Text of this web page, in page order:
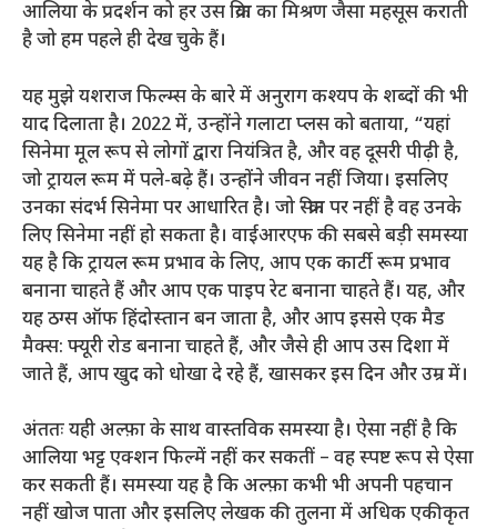
आलिया के प्रदर्शन को हर उस क्रिया का मिश्रण जैसा महसूस कराती
है जो हम पहले ही देख चुके हैं।
यह मुझे यशराज फिल्म्स के बारे में अनुराग कश्यप के शब्दों की भी
याद दिलाता है। 2022 में, उन्होंने गलाटा प्लस को बताया, “यहां
सिनेमा मूल रूप से लोगों द्वारा नियंत्रित है, और वह दूसरी पीढ़ी है,
जो ट्रायल रूम में पले-बढ़े हैं। उन्होंने जीवन नहीं जिया। इसलिए
उनका संदर्भ सिनेमा पर आधारित है। जो स्क्रीन पर नहीं है वह उनके
लिए सिनेमा नहीं हो सकता है। वाईआरएफ की सबसे बड़ी समस्या
यह है कि ट्रायल रूम प्रभाव के लिए, आप एक कार्टी रूम प्रभाव
बनाना चाहते हैं और आप एक पाइप रेट बनाना चाहते हैं। यह, और
यह ठग्स ऑफ हिंदोस्तान बन जाता है, और आप इससे एक मैड
मैक्स: फ्यूरी रोड बनाना चाहते हैं, और जैसे ही आप उस दिशा में
जाते हैं, आप खुद को धोखा दे रहे हैं, खासकर इस दिन और उम्र में।
अंततः यही अल्फ़ा के साथ वास्तविक समस्या है। ऐसा नहीं है कि
आलिया भट्ट एक्शन फिल्में नहीं कर सकतीं – वह स्पष्ट रूप से ऐसा
कर सकती हैं। समस्या यह है कि अल्फ़ा कभी भी अपनी पहचान
नहीं खोज पाता और इसलिए लेखक की तुलना में अधिक एकीकृत